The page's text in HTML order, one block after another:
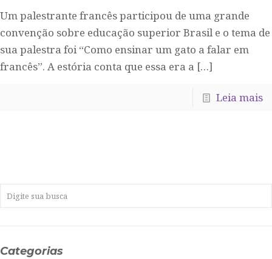
Um palestrante francês participou de uma grande
convenção sobre educação superior Brasil e o tema de
sua palestra foi “Como ensinar um gato a falar em
francês”. A estória conta que essa era a […]
Leia mais
Categorias